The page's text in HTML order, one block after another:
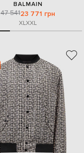
BALMAIN
47 54123 771 грн
XLXXL